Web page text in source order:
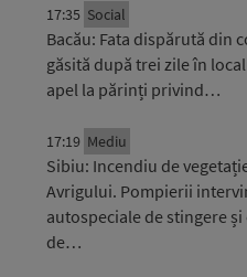
17:35 Social
Bacău: Fata dispărută din
găsită după trei zile în
apel la părinți privind…
17:19 Mediu
Sibiu: Incendiu de
Avrigului. Pompierii
autospeciale de stingere
de…